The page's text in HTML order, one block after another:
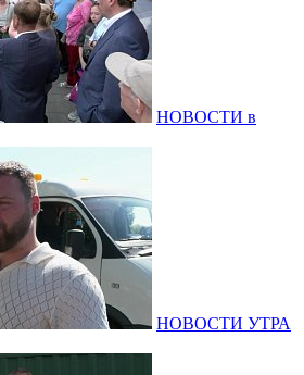
НОВОСТИ в
НОВОСТИ УТРА